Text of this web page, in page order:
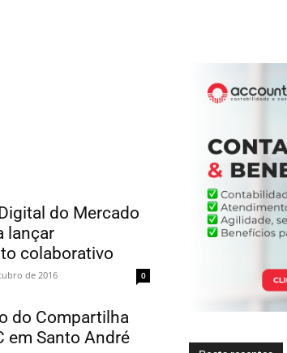
do Mercado
lançar
colaborativo
de 2016 0
do Compartilha
em Santo André